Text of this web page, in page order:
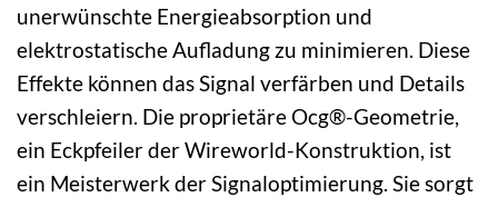
unerwünschte Energieabsorption und
elektrostatische Aufladung zu minimieren. Diese
Effekte können das Signal verfärben und Details
verschleiern. Die proprietäre Ocg®-Geometrie,
ein Eckpfeiler der Wireworld-Konstruktion, ist
ein Meisterwerk der Signaloptimierung. Sie sorgt